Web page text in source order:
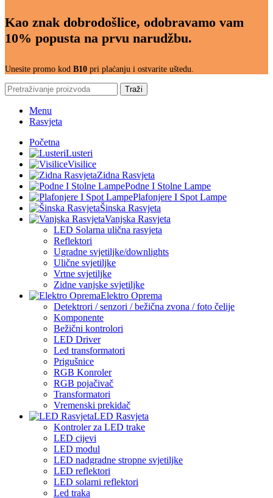
Kao znak dobrodošlice, odobravamo vam
10% popusta na prvu narudžbu.
Unesite promo kod B10 pri plaćanju i ostvarite uštedu.
Traži
Menu
Rasvjeta
Početna
Lusteri
Visilice
Zidna Rasvjeta
Podne I Stolne Lampe
Plafonjere I Spot Lampe
Šinska Rasvjeta
Vanjska Rasvjeta
LED Solarna ulična rasvjeta
Reflektori
Ugradne svjetiljke/downlights
Ulične svjetiljke
Vrtne svjetiljke
Zidne vanjske svjetiljke
Elektro Oprema
Detektrori / senzori / bežična zvona / foto čelije
Komponente
Bežični kontrolori
LED Driver
Led transformatori
Prigušnice
RGB Konroler
RGB pojačivač
Transformatori
Vremenski prekidač
LED Rasvjeta
Kontroler za LED trake
LED cijevi
LED modul
LED nadgradne stropne svjetiljke
LED reflektori
LED solarni reflektori
Led traka